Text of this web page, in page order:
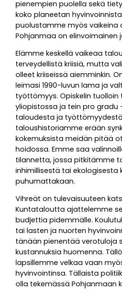
pienempien puolella sekä
koko planeetan
puolustamme myös vaikeina
Pohjanmaa on elinvoimainen
Elämme keskellä vaikeaa
terveydellistä kriisiä, mutta
olleet kriiseissä aiemminkin.
leimasi 1990-luvun lama ja
työttömyys. Opiskelin
yliopistossa ja tein pro gradu
taloudesta ja
taloushistoriamme erään
kokemuksista meidän pitää
hoidossa. Emme saa
tilannetta, jossa pitkitämme
inhimillisestä tai ekologisesta
puhumattakaan.
Vihreät on tulevaisuuteen
Kuntataloutta ajattelemme
budjettia pidemmälle.
tai lasten ja nuorten
tänään pienentää verotuloja
kustannuksia huomenna.
lapsillemme velkaa vaan
hyvinvointinsa. Tällaista
olla tekemässä Pohjanmaan